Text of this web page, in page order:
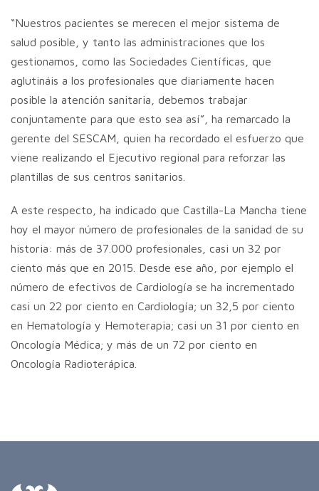
“Nuestros pacientes se merecen el mejor sistema de
salud posible, y tanto las administraciones que los
gestionamos, como las Sociedades Científicas, que
aglutináis a los profesionales que diariamente hacen
posible la atención sanitaria, debemos trabajar
conjuntamente para que esto sea así”, ha remarcado la
gerente del SESCAM, quien ha recordado el esfuerzo que
viene realizando el Ejecutivo regional para reforzar las
plantillas de sus centros sanitarios.
A este respecto, ha indicado que Castilla-La Mancha tiene
hoy el mayor número de profesionales de la sanidad de su
historia: más de 37.000 profesionales, casi un 32 por
ciento más que en 2015. Desde ese año, por ejemplo el
número de efectivos de Cardiología se ha incrementado
casi un 22 por ciento en Cardiología; un 32,5 por ciento
en Hematología y Hemoterapia; casi un 31 por ciento en
Oncología Médica; y más de un 72 por ciento en
Oncología Radioterápica.